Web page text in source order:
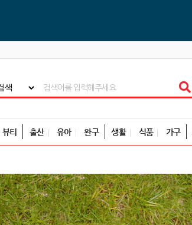
뷰티 출산 유아 완구 생활 식품 가구